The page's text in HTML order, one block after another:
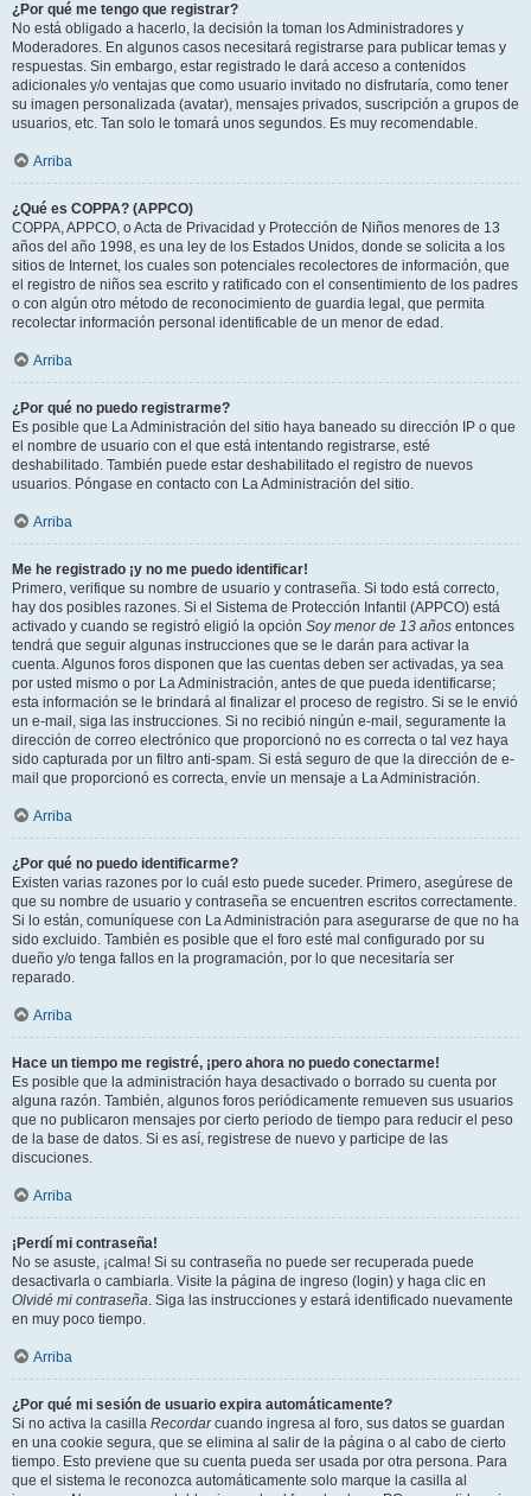
¿Por qué me tengo que registrar?
No está obligado a hacerlo, la decisión la toman los Administradores y
Moderadores. En algunos casos necesitará registrarse para publicar temas y
respuestas. Sin embargo, estar registrado le dará acceso a contenidos
adicionales y/o ventajas que como usuario invitado no disfrutaría, como tener
su imagen personalizada (avatar), mensajes privados, suscripción a grupos de
usuarios, etc. Tan solo le tomará unos segundos. Es muy recomendable.
Arriba
¿Qué es COPPA? (APPCO)
COPPA, APPCO, o Acta de Privacidad y Protección de Niños menores de 13
años del año 1998, es una ley de los Estados Unidos, donde se solicita a los
sitios de Internet, los cuales son potenciales recolectores de información, que
el registro de niños sea escrito y ratificado con el consentimiento de los padres
o con algún otro método de reconocimiento de guardia legal, que permita
recolectar información personal identificable de un menor de edad.
Arriba
¿Por qué no puedo registrarme?
Es posible que La Administración del sitio haya baneado su dirección IP o que
el nombre de usuario con el que está intentando registrarse, esté
deshabilitado. También puede estar deshabilitado el registro de nuevos
usuarios. Póngase en contacto con La Administración del sitio.
Arriba
Me he registrado ¡y no me puedo identificar!
Primero, verifique su nombre de usuario y contraseña. Si todo está correcto,
hay dos posibles razones. Si el Sistema de Protección Infantil (APPCO) está
activado y cuando se registró eligió la opción Soy menor de 13 años entonces
tendrá que seguir algunas instrucciones que se le darán para activar la
cuenta. Algunos foros disponen que las cuentas deben ser activadas, ya sea
por usted mismo o por La Administración, antes de que pueda identificarse;
esta información se le brindará al finalizar el proceso de registro. Si se le envió
un e-mail, siga las instrucciones. Si no recibió ningún e-mail, seguramente la
dirección de correo electrónico que proporcionó no es correcta o tal vez haya
sido capturada por un filtro anti-spam. Si está seguro de que la dirección de e-
mail que proporcionó es correcta, envíe un mensaje a La Administración.
Arriba
¿Por qué no puedo identificarme?
Existen varias razones por lo cuál esto puede suceder. Primero, asegúrese de
que su nombre de usuario y contraseña se encuentren escritos correctamente.
Si lo están, comuníquese con La Administración para asegurarse de que no ha
sido excluido. También es posible que el foro esté mal configurado por su
dueño y/o tenga fallos en la programación, por lo que necesitaría ser
reparado.
Arriba
Hace un tiempo me registré, ¡pero ahora no puedo conectarme!
Es posible que la administración haya desactivado o borrado su cuenta por
alguna razón. También, algunos foros periódicamente remueven sus usuarios
que no publicaron mensajes por cierto periodo de tiempo para reducir el peso
de la base de datos. Si es así, registrese de nuevo y participe de las
discuciones.
Arriba
¡Perdí mi contraseña!
No se asuste, ¡calma! Si su contraseña no puede ser recuperada puede
desactivarla o cambiarla. Visite la página de ingreso (login) y haga clic en
Olvidé mi contraseña. Siga las instrucciones y estará identificado nuevamente
en muy poco tiempo.
Arriba
¿Por qué mi sesión de usuario expira automáticamente?
Si no activa la casilla Recordarcuando ingresa al foro, sus datos se guardan
en una cookie segura, que se elimina al salir de la página o al cabo de cierto
tiempo. Esto previene que su cuenta pueda ser usada por otra persona. Para
que el sistema le reconozca automáticamente solo marque la casilla al